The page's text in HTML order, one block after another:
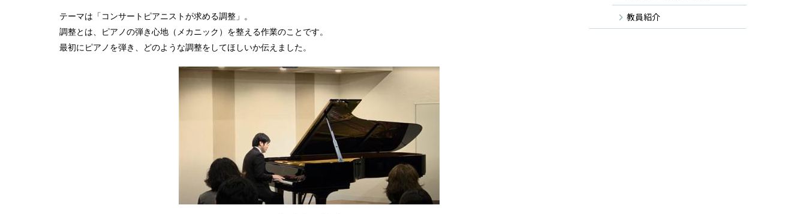
テーマは「コンサートピアニストが求める調整」。
調整とは、ピアノの弾き心地（メカニック）を整える作業のことです。
最初にピアノを弾き、どのような調整をしてほしいか伝えました。
教員紹介